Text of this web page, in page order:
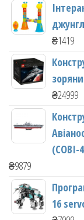
₴1419
₴24999
(COBI-
₴9879
16